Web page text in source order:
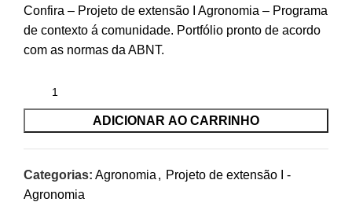
Confira – Projeto de extensão I Agronomia – Programa
de contexto á comunidade. Portfólio pronto de acordo
com as normas da ABNT.
ADICIONAR AO CARRINHO
Categorias: Agronomia , Projeto de extensão I -
Agronomia